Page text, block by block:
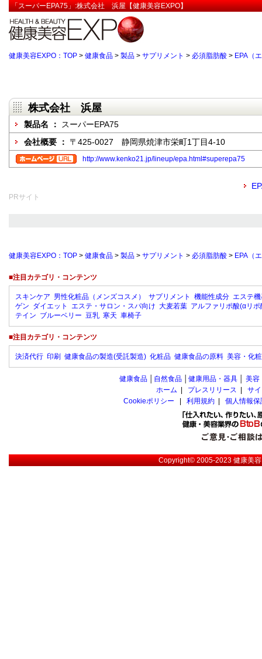
「スーパーEPA75」:株式会社 浜屋【健康美容EXPO】
健康美容EXPO：TOP > 健康食品 > 製品 > サプリメント > 必須脂肪酸 > EPA（
株式会社 浜屋
製品名 ：
スーパーEPA75
会社概要 ： 〒425-0027 静岡県焼津市栄町1丁目4-10
http://www.kenko21.jp/lineup/epa.html#superepa75
PRサイト
健康美容EXPO：TOP > 健康食品 > 製品 > サプリメント > 必須脂肪酸 > EPA（
■注目カテゴリ・コンテンツ
スキンケア 男性化粧品（メンズコスメ） サプリメント 機能性成分 エステ
ゲン ダイエット エステ・サロン・スパ向け 大麦若葉 アルファリポ酸(αリポ
テイン ブルーベリー 豆乳 寒天 車椅子
■注目カテゴリ・コンテンツ
決済代行 印刷 健康食品の製造(受託製造) 化粧品 健康食品の原料 美容・化
健康食品 自然食品 健康用品・器具 美容
ホーム
プレスリリース
サ
Cookieポリシー
利用規約 個人情報
Copyright© 2005-2023健康美